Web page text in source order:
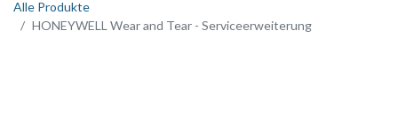
Alle Produkte
HONEYWELL Wear and Tear - Serviceerweiterung